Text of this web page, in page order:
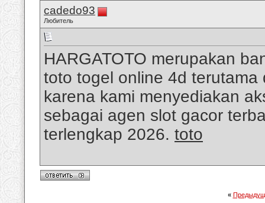
cadedo93
Любитель
HARGATOTO merupakan
toto togel online 4d
karena kami menyediakan
sebagai agen slot gacor
terlengkap 2026. toto
«